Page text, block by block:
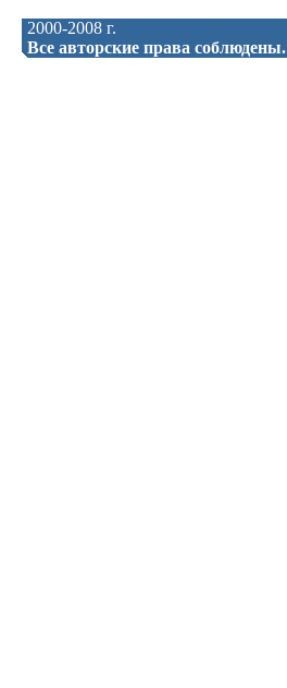
2000-2008 г.
Все авторские права соблюдены.